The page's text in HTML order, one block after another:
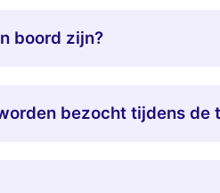
boord zijn?
bezocht tijdens de